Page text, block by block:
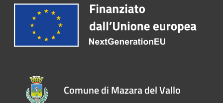
Comune di Mazara del Vallo